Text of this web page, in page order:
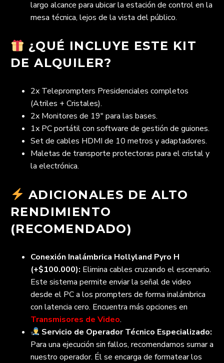
largo alcance para ubicar la estación de control en la
mesa técnica, lejos de la vista del público.
¿QUÉ INCLUYE ESTE KIT
DE ALQUILER?
2x Teleprompters Presidenciales completos
(Atriles + Cristales).
2x Monitores de 19″ para las bases.
1x PC portátil con software de gestión de guiones.
Set de cables HDMI de 10 metros y adaptadores.
Maletas de transporte protectoras para el cristal y
la electrónica.
ADICIONALES DE ALTO
RENDIMIENTO
(RECOMENDADO)
Conexión Inalámbrica Hollyland Pyro H
(+$100.000): Elimina cables cruzando el escenario.
Este sistema permite enviar la señal de video
desde el PC a los prompters de forma inalámbrica
con latencia cero. Encuentra más opciones en
Transmisores de Video.
Servicio de Operador Técnico Especializado:
Para una ejecución sin fallos, recomendamos sumar a
nuestro operador. Él se encarga de formatear los